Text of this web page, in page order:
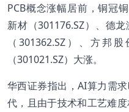
PCB概念涨幅居前，铜冠
新材（301176.SZ）、德
（301362.SZ）、方邦
（301021.SZ）大涨。
华西证券指出，AI算力需
代，且由于技术和工艺难